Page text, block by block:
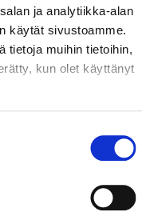
ja analytiikka-alan
käytät sivustoamme.
tietoja muihin tietoihin,
kun olet käyttänyt